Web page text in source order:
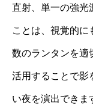
直射、単一の強光
ことは、視覚的に
数のランタンを適
活用することで影
い夜を演出できま